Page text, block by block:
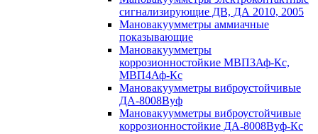
сигнализирующие ДВ, ДА 2010, 2005
Мановакуумметры аммиачные
показывающие
Мановакуумметры
коррозионностойкие МВП3Аф-Кс,
МВП4Аф-Кс
Мановакуумметры виброустойчивые
ДА-8008Вуф
Мановакуумметры виброустойчивые
коррозионностойкие ДА-8008Вуф-Кс